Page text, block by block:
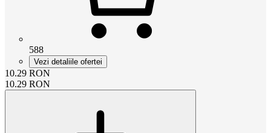
588
Vezi detaliile ofertei
10.29 RON
10.29 RON